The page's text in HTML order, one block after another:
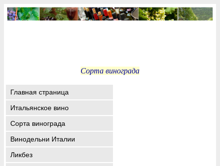
Сорта винограда
Главная страница
Итальянское вино
Сорта винограда
Винодельни Италии
Ликбез